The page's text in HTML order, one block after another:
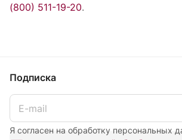
(800) 511-19-20.
Подписка
Я согласен на обработку персональных